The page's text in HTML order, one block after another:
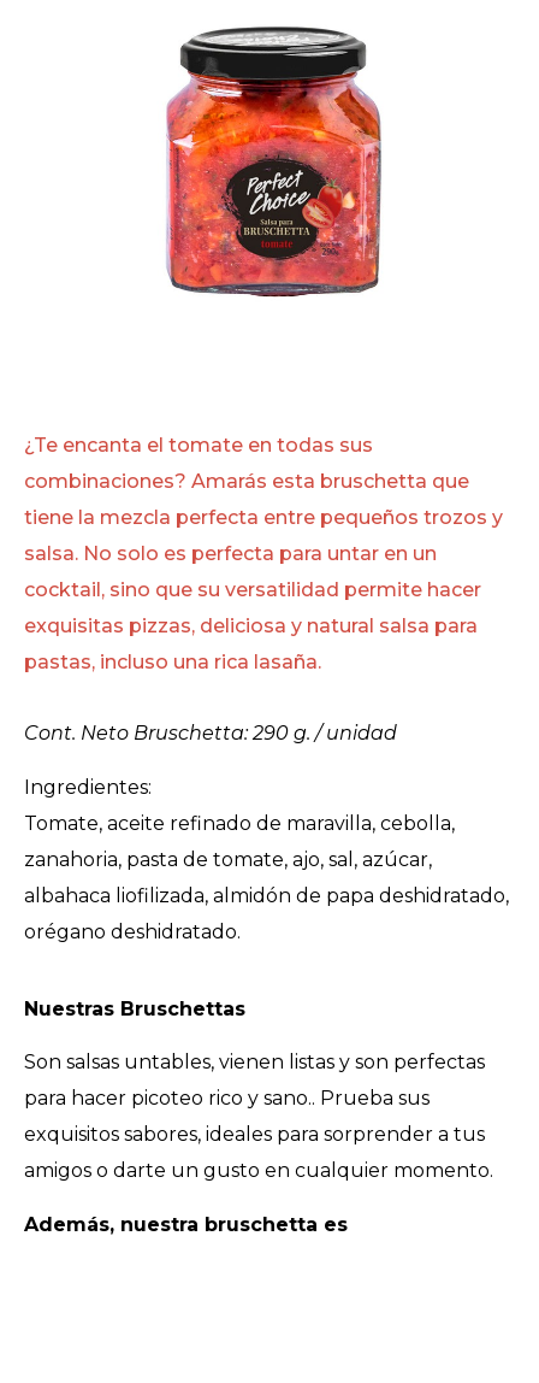
¿Te encanta el tomate en todas sus
combinaciones? Amarás esta bruschetta que
tiene la mezcla perfecta entre pequeños trozos y
salsa. No solo es perfecta para untar en un
cocktail, sino que su versatilidad permite hacer
exquisitas pizzas, deliciosa y natural salsa para
pastas, incluso una rica lasaña.
Cont. Neto Bruschetta: 290 g. / unidad
Ingredientes:
Tomate, aceite refinado de maravilla, cebolla,
zanahoria, pasta de tomate, ajo, sal, azúcar,
albahaca liofilizada, almidón de papa deshidratado,
orégano deshidratado.
Nuestras Bruschettas
Son salsas untables, vienen listas y son perfectas
para hacer picoteo rico y sano.. Prueba sus
exquisitos sabores, ideales para sorprender a tus
amigos o darte un gusto en cualquier momento.
Además, nuestra bruschetta es